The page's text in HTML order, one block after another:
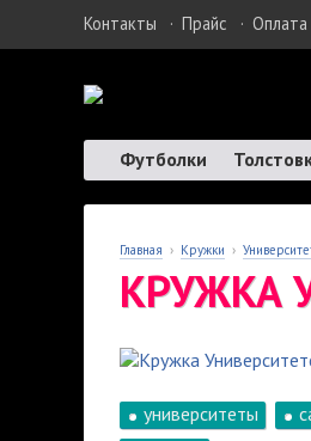
Контакты · Прайс · Оплата
Футболки
Главная › Кружки ›
КРУЖКА
университеты